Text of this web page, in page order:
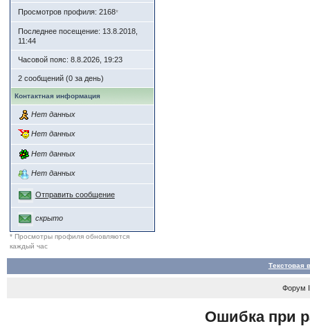
Просмотров профиля: 2168*
Последнее посещение: 13.8.2018,
11:44
Часовой пояс: 8.8.2026, 19:23
2 сообщений (0 за день)
Контактная информация
Нет данных
Нет данных
Нет данных
Нет данных
Отправить сообщение
скрыто
* Просмотры профиля обновляются
каждый час
Текстовая
Форум
Ошибка при